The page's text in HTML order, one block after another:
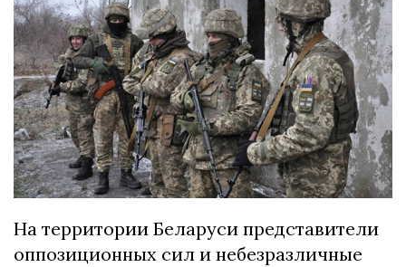
На территории Беларуси представители
оппозиционных сил и небезразличные